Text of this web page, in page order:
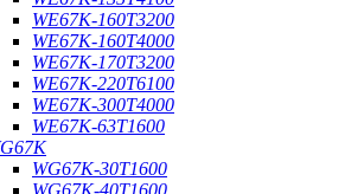
WE67K-160T3200
WE67K-160T4000
WE67K-170T3200
WE67K-220T6100
WE67K-300T4000
WE67K-63T1600
WG67K-30T1600
WG67K-40T1600